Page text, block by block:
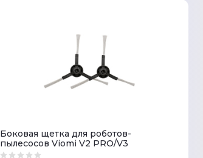
Боковая щетка для роботов-
пылесосов Viomi V2 PRO/V3